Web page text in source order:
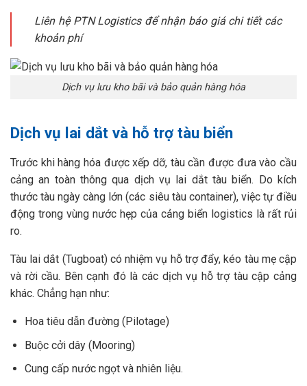
Liên hệ PTN Logistics để nhận báo giá chi tiết các
khoản phí
Dịch vụ lưu kho bãi và bảo quản hàng hóa
Dịch vụ lai dắt và hỗ trợ tàu biển
Trước khi hàng hóa được xếp dỡ, tàu cần được đưa vào cầu
cảng an toàn thông qua dịch vụ lai dắt tàu biển. Do kích
thước tàu ngày càng lớn (các siêu tàu container), việc tự điều
động trong vùng nước hẹp của cảng biển logistics là rất rủi
ro.
Tàu lai dắt (Tugboat) có nhiệm vụ hỗ trợ đẩy, kéo tàu mẹ cập
và rời cầu. Bên cạnh đó là các dịch vụ hỗ trợ tàu cập cảng
khác. Chẳng hạn như:
Hoa tiêu dẫn đường (Pilotage)
Buộc cởi dây (Mooring)
Cung cấp nước ngọt và nhiên liệu.